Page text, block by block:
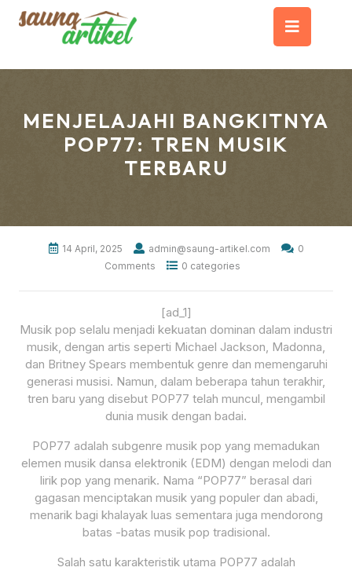
MENJELAJAHI BANGKITNYA
POP77: TREN MUSIK
TERBARU
14 April, 2025 admin@saung-artikel.com
0
Comments
0 categories
[ad_1]
Musik pop selalu menjadi kekuatan dominan dalam industri
musik, dengan artis seperti Michael Jackson, Madonna,
dan Britney Spears membentuk genre dan memengaruhi
generasi musisi. Namun, dalam beberapa tahun terakhir,
tren baru yang disebut POP77 telah muncul, mengambil
dunia musik dengan badai.
POP77 adalah subgenre musik pop yang memadukan
elemen musik dansa elektronik (EDM) dengan melodi dan
lirik pop yang menarik. Nama “POP77” berasal dari
gagasan menciptakan musik yang populer dan abadi,
menarik bagi khalayak luas sementara juga mendorong
batas -batas musik pop tradisional.
Salah satu karakteristik utama POP77 adalah